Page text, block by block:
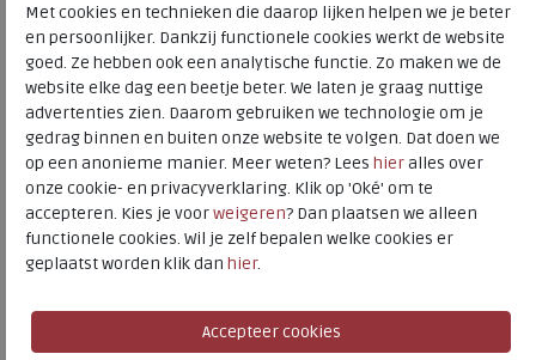
Deze hoge sandalen geven je dagelijkse stijl een boost. We
hebben een eenvoudige bovenkant - met een tijdloze
driehoekige vamp - op een stevige, maar lichte zool gezet.
Cool. Gemakkelijk. Modern. Hier gemaakt van geweven
ademende faux-raffia, met een ton-sur-ton lederen
afwerking, om textuur en een zorgeloze zomerse vibe toe
te voegen. Leren binnenzolen en teenstukken zijn zacht
tegen uw voeten. Op een flatform-versie van onze
MicrowobbleboardT-middenzool met drie dichtheden -
voor onovertroffen ergonomie, wolkachtige demping (en
dankzij de gereduceerde esthetiek en klassieke kleuren -
Met cookies en technieken die daarop lijken helpen we je beter
en persoonlijker. Dankzij functionele cookies werkt de website
goed. Ze hebben ook een analytische functie. Zo maken we de
website elke dag een beetje beter. We laten je graag nuttige
advertenties zien. Daarom gebruiken we technologie om je
gedrag binnen en buiten onze website te volgen. Dat doen we
op een anonieme manier. Meer weten? Lees hieralles over
onze cookie- en privacyverklaring. Klik op 'Oké' om te
accepteren. Kies je voorweigeren? Dan plaatsen we alleen
functionele cookies. Wil je zelf bepalen welke cookies er
geplaatst worden klik dan hier.